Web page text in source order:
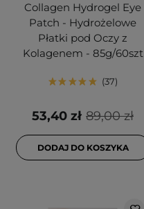
Collagen Hydrogel Eye
Patch - Hydrożelowe
Płatki pod Oczy z
Kolagenem - 85g/60szt
37
89,00 zł
53,40 zł
DODAJ DO KOSZYKA